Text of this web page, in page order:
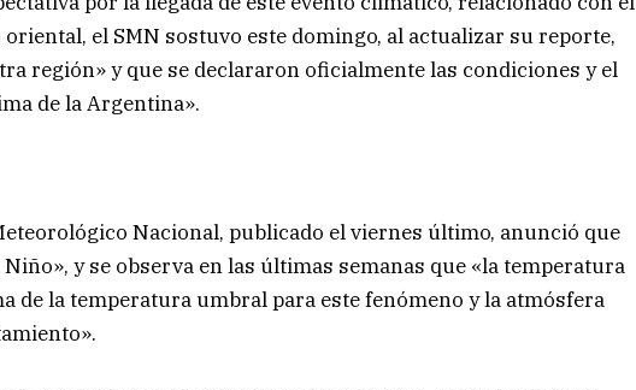
el SMN sostuvo este domingo, al actualizar su reporte,
región» y que se declararon oficialmente las condiciones y el
de la Argentina».
Nacional, publicado el viernes último, anunció que
y se observa en las últimas semanas que «la temperatura
de la temperatura umbral para este fenómeno y la atmósfera